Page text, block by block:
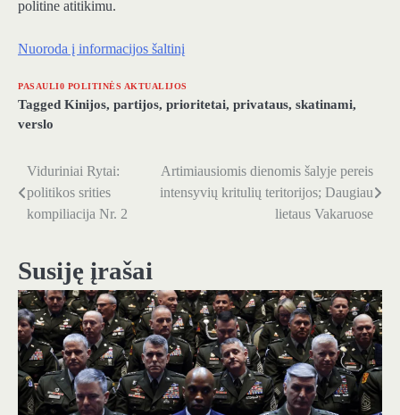
politine atitikimu.
Nuoroda į informacijos šaltinį
PASAULI0 POLITINĖS AKTUALIJOS
Tagged Kinijos, partijos, prioritetai, privataus, skatinami,
verslo
Navigacija
tarp
Viduriniai Rytai:
politikos srities
kompiliacija Nr. 2
Artimiausiomis dienomis šalyje pereis
intensyvių kritulių teritorijos; Daugiau
lietaus Vakaruose
Susiję įrašai